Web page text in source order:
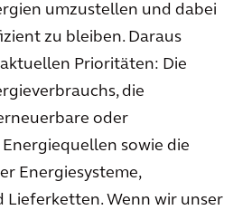
umzustellen und dabei
zu bleiben. Daraus
Prioritäten: Die
die
oder
sowie die
Energiesysteme,
Wenn wir unser